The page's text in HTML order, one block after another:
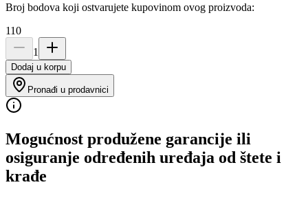
Broj bodova koji ostvarujete kupovinom ovog proizvoda:
110
1
Dodaj u korpu
Pronađi u prodavnici
Mogućnost produžene garancije ili
osiguranje određenih uređaja od štete i
krađe